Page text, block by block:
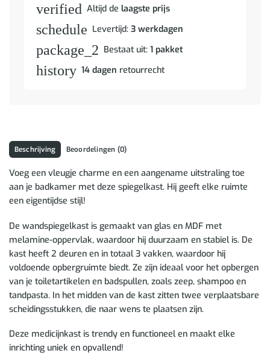
verified Altijd de laagste prijs
schedule Levertijd: 3 werkdagen
package_2 Bestaat uit: 1 pakket
history 14 dagen retourrecht
Beschrijving Beoordelingen (0)
Voeg een vleugje charme en een aangename uitstraling toe
aan je badkamer met deze spiegelkast. Hij geeft elke ruimte
een eigentijdse stijl!
De wandspiegelkast is gemaakt van glas en MDF met
melamine-oppervlak, waardoor hij duurzaam en stabiel is. De
kast heeft 2 deuren en in totaal 3 vakken, waardoor hij
voldoende opbergruimte biedt. Ze zijn ideaal voor het opbergen
van je toiletartikelen en badspullen, zoals zeep, shampoo en
tandpasta. In het midden van de kast zitten twee verplaatsbare
scheidingsstukken, die naar wens te plaatsen zijn.
Deze medicijnkast is trendy en functioneel en maakt elke
inrichting uniek en opvallend!